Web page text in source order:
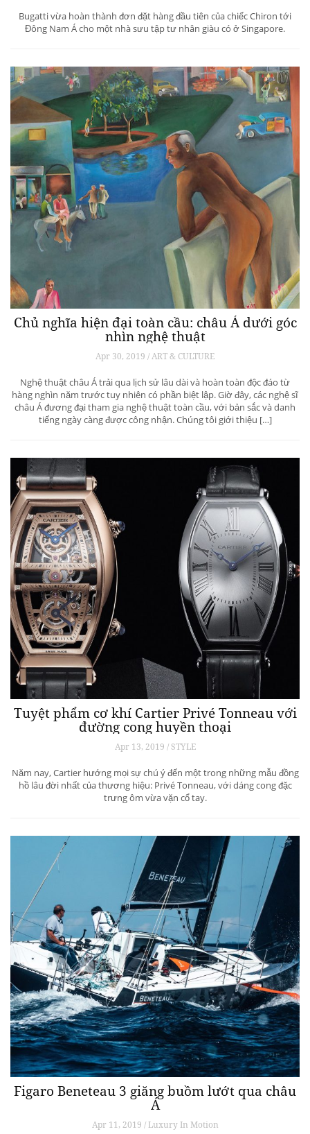
Bugatti vừa hoàn thành đơn đặt hàng đầu tiên của chiếc Chiron tới
Đông Nam Á cho một nhà sưu tập tư nhân giàu có ở Singapore.
Chủ nghĩa hiện đại toàn cầu: châu Á dưới góc
nhìn nghệ thuật
Apr 30, 2019 / ART & CULTURE
Nghệ thuật châu Á trải qua lịch sử lâu dài và hoàn toàn độc đáo từ
hàng nghìn năm trước tuy nhiên có phần biệt lập. Giờ đây, các nghệ sĩ
châu Á đương đại tham gia nghệ thuật toàn cầu, với bản sắc và danh
tiếng ngày càng được công nhận. Chúng tôi giới thiệu […]
Tuyệt phẩm cơ khí Cartier Privé Tonneau với
đường cong huyền thoại
Apr 13, 2019 / STYLE
Năm nay, Cartier hướng mọi sự chú ý đến một trong những mẫu đồng
hồ lâu đời nhất của thương hiệu: Privé Tonneau, với dáng cong đặc
trưng ôm vừa vặn cổ tay.
Figaro Beneteau 3 giăng buồm lướt qua châu
Á
Apr 11, 2019 / Luxury In Motion